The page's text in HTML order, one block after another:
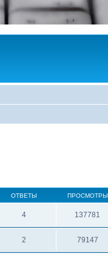
ОТВЕТЫ ПРОСМОТРЫ
4 137781
2 79147